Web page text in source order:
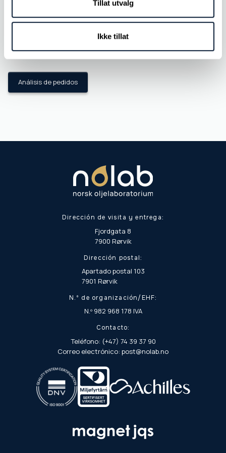
Tillat utvalg
Ikke tillat
Impresionado por la logística
Los aceites biodegradables ofrecen nuevas oportunidades y
nuevos desafíos
Análisis de pedidos
Dirección de visita y entrega:
Fjordgata 8
7900 Rørvik
Dirección postal:
Apartado postal 103
7901 Rørvik
N.º de organización/EHF:
N.º 982 968 178 IVA
Contacto:
Teléfono: (+47) 74 39 37 90
Correo electrónico: post@nolab.no